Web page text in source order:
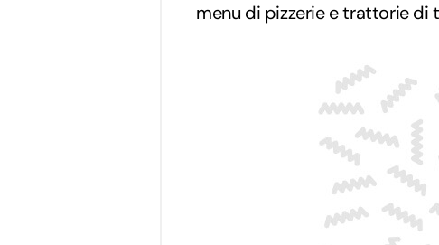
menu di pizzerie e trattorie di